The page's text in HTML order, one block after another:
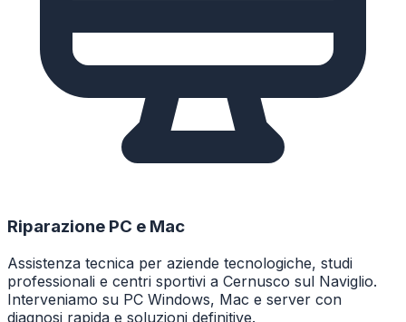
Riparazione PC e Mac
Assistenza tecnica per aziende tecnologiche, studi
professionali e centri sportivi a Cernusco sul Naviglio.
Interveniamo su PC Windows, Mac e server con
diagnosi rapida e soluzioni definitive.